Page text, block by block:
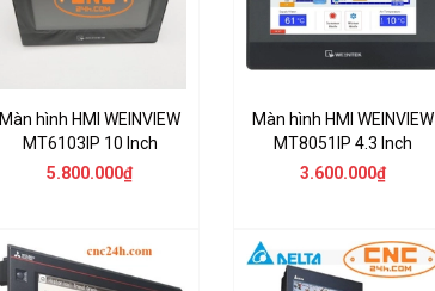
Màn hình HMI WEINVIEW
MT6103IP 10 Inch
5.800.000₫
Màn hình HMI WEINVIEW
MT8051IP 4.3 Inch
3.600.000₫